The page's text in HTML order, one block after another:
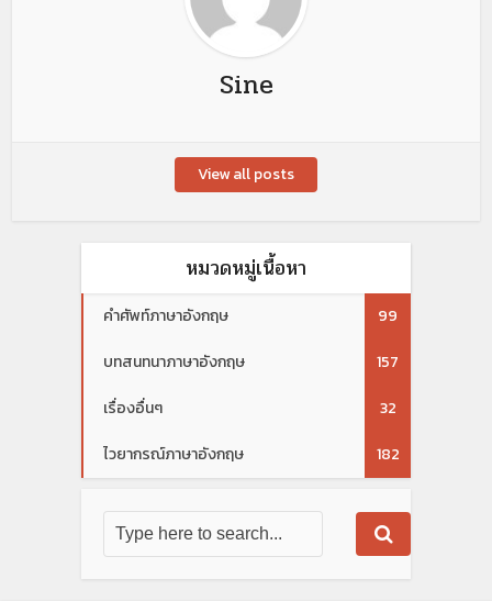
Sine
View all posts
หมวดหมู่เนื้อหา
คำศัพท์ภาษาอังกฤษ
99
บทสนทนาภาษาอังกฤษ
157
เรื่องอื่นๆ
32
ไวยากรณ์ภาษาอังกฤษ
182